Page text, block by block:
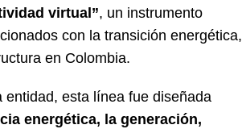
virtual”, un instrumento
con la transición energética,
en Colombia.
esta línea fue diseñada
energética, la generación,